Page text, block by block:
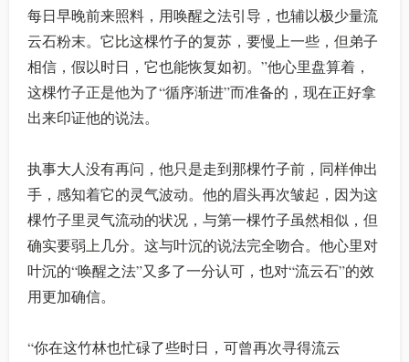
每日早晚前来照料，用唤醒之法引导，也辅以极少量流
云石粉末。它比这棵竹子的复苏，要慢上一些，但弟子
相信，假以时日，它也能恢复如初。”他心里盘算着，
这棵竹子正是他为了“循序渐进”而准备的，现在正好拿
出来印证他的说法。
执事大人没有再问，他只是走到那棵竹子前，同样伸出
手，感知着它的灵气波动。他的眉头再次皱起，因为这
棵竹子里灵气流动的状况，与第一棵竹子虽然相似，但
确实要弱上几分。这与叶沉的说法完全吻合。他心里对
叶沉的“唤醒之法”又多了一分认可，也对“流云石”的效
用更加确信。
“你在这竹林也忙碌了些时日，可曾再次寻得流云